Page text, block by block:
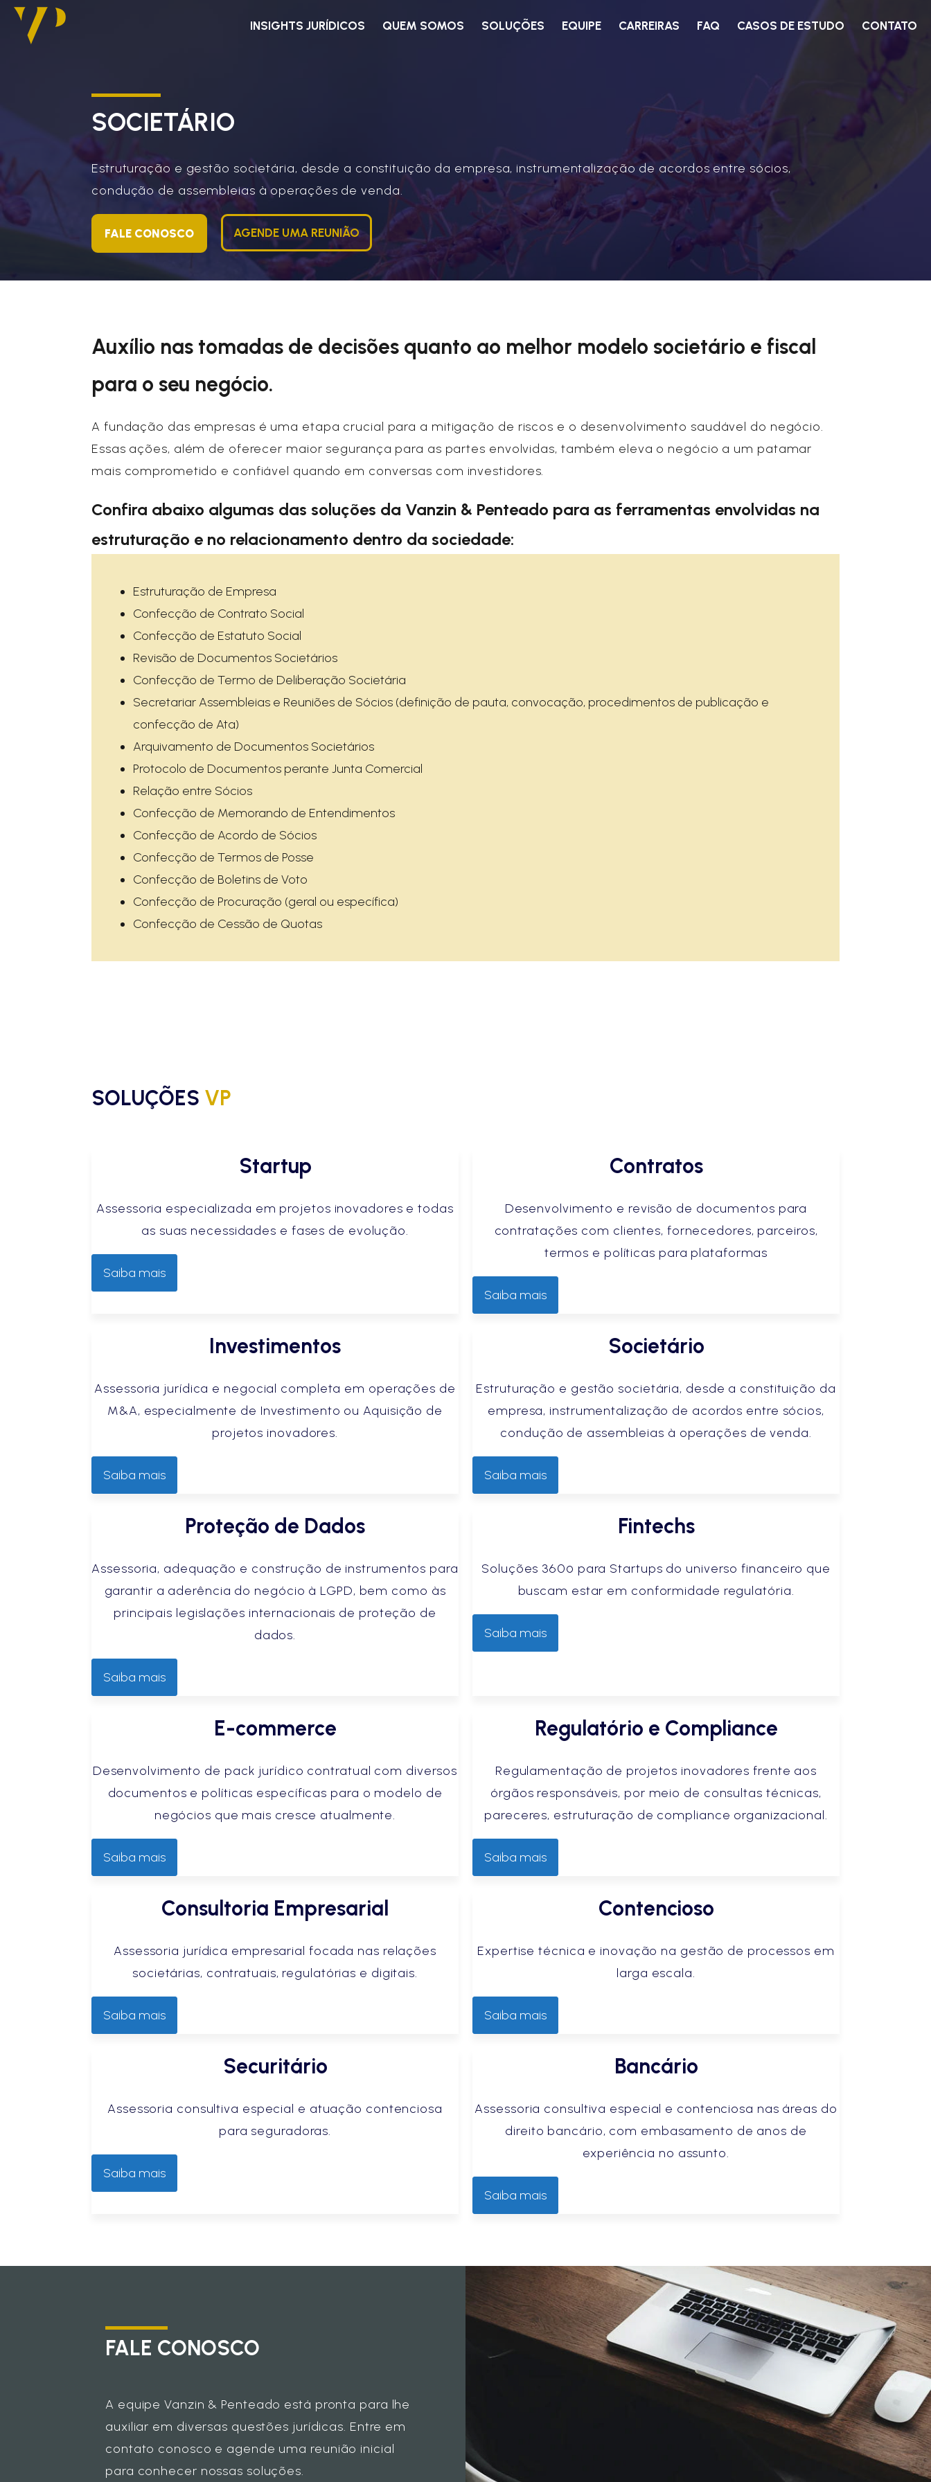
INSIGHTS JURÍDICOS QUEM SOMOS SOLUÇÕES EQUIPE CARREIRAS FAQ CASOS DE ESTUDO CONTATO
SOCIETÁRIO
Estruturação e gestão societária, desde a constituição da empresa, instrumentalização de acordos entre sócios,
condução de assembleias à operações de venda.
FALE CONOSCO AGENDE UMA REUNIÃO
Auxílio nas tomadas de decisões quanto ao melhor modelo societário e fiscal
para o seu negócio.
A fundação das empresas é uma etapa crucial para a mitigação de riscos e o desenvolvimento saudável do negócio.
Essas ações, além de oferecer maior segurança para as partes envolvidas, também eleva o negócio a um patamar
mais comprometido e confiável quando em conversas com investidores.
Confira abaixo algumas das soluções da Vanzin & Penteado para as ferramentas envolvidas na
estruturação e no relacionamento dentro da sociedade:
Estruturação de Empresa
Confecção de Contrato Social
Confecção de Estatuto Social
Revisão de Documentos Societários
Confecção de Termo de Deliberação Societária
Secretariar Assembleias e Reuniões de Sócios (definição de pauta, convocação, procedimentos de publicação e
confecção de Ata)
Arquivamento de Documentos Societários
Protocolo de Documentos perante Junta Comercial
Relação entre Sócios
Confecção de Memorando de Entendimentos
Confecção de Acordo de Sócios
Confecção de Termos de Posse
Confecção de Boletins de Voto
Confecção de Procuração (geral ou específica)
Confecção de Cessão de Quotas
SOLUÇÕES VP
Startup
Assessoria especializada em projetos inovadores e todas
as suas necessidades e fases de evolução.
Saiba mais
Contratos
Desenvolvimento e revisão de documentos para
contratações com clientes, fornecedores, parceiros,
termos e políticas para plataformas
Saiba mais
Investimentos
Assessoria jurídica e negocial completa em operações de
M&A, especialmente de Investimento ou Aquisição de
projetos inovadores.
Saiba mais
Societário
Estruturação e gestão societária, desde a constituição da
empresa, instrumentalização de acordos entre sócios,
condução de assembleias à operações de venda.
Saiba mais
Proteção de Dados
Assessoria, adequação e construção de instrumentos para
garantir a aderência do negócio à LGPD, bem como às
principais legislações internacionais de proteção de
dados.
Saiba mais
Fintechs
Soluções 360º para Startups do universo financeiro que
buscam estar em conformidade regulatória.
Saiba mais
E-commerce
Desenvolvimento de pack jurídico contratual com diversos
documentos e políticas específicas para o modelo de
negócios que mais cresce atualmente.
Saiba mais
Regulatório e Compliance
Regulamentação de projetos inovadores frente aos
órgãos responsáveis, por meio de consultas técnicas,
pareceres, estruturação de compliance organizacional.
Saiba mais
Consultoria Empresarial
Assessoria jurídica empresarial focada nas relações
societárias, contratuais, regulatórias e digitais.
Saiba mais
Contencioso
Expertise técnica e inovação na gestão de processos em
larga escala.
Saiba mais
Securitário
Assessoria consultiva especial e atuação contenciosa
para seguradoras.
Saiba mais
Bancário
Assessoria consultiva especial e contenciosa nas áreas do
direito bancário, com embasamento de anos de
experiência no assunto.
Saiba mais
FALE CONOSCO
A equipe Vanzin & Penteado está pronta para lhe
auxiliar em diversas questões jurídicas. Entre em
contato conosco e agende uma reunião inicial
para conhecer nossas soluções.